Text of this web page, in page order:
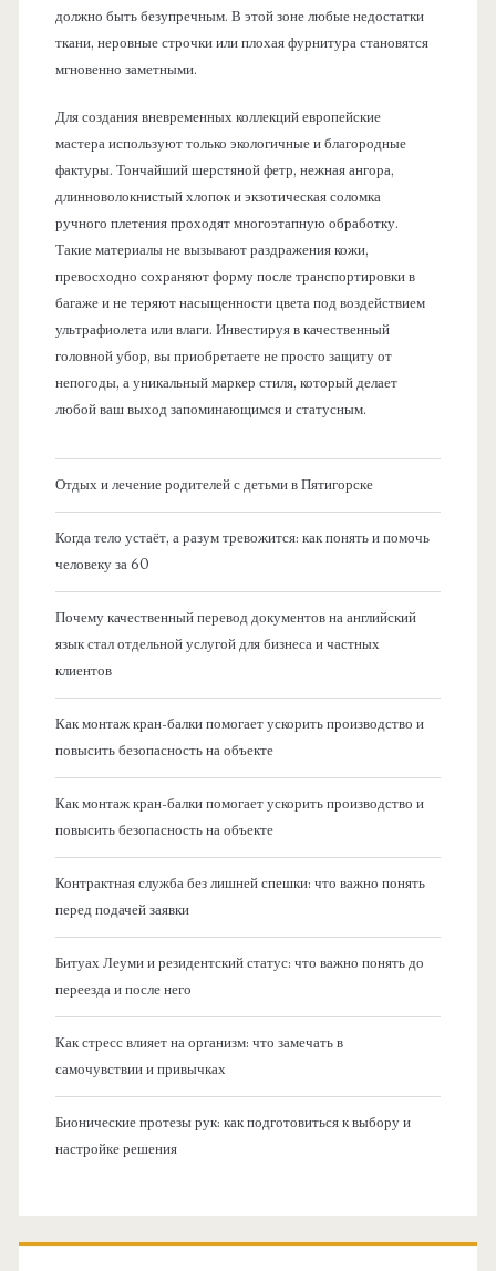
должно быть безупречным. В этой зоне любые недостатки
ткани, неровные строчки или плохая фурнитура становятся
мгновенно заметными.
Для создания вневременных коллекций европейские
мастера используют только экологичные и благородные
фактуры. Тончайший шерстяной фетр, нежная ангора,
длинноволокнистый хлопок и экзотическая соломка
ручного плетения проходят многоэтапную обработку.
Такие материалы не вызывают раздражения кожи,
превосходно сохраняют форму после транспортировки в
багаже и не теряют насыщенности цвета под воздействием
ультрафиолета или влаги. Инвестируя в качественный
головной убор, вы приобретаете не просто защиту от
непогоды, а уникальный маркер стиля, который делает
любой ваш выход запоминающимся и статусным.
Отдых и лечение родителей с детьми в Пятигорске
Когда тело устаёт, а разум тревожится: как понять и помочь
человеку за 60
Почему качественный перевод документов на английский
язык стал отдельной услугой для бизнеса и частных
клиентов
Как монтаж кран-балки помогает ускорить производство и
повысить безопасность на объекте
Как монтаж кран-балки помогает ускорить производство и
повысить безопасность на объекте
Контрактная служба без лишней спешки: что важно понять
перед подачей заявки
Битуах Леуми и резидентский статус: что важно понять до
переезда и после него
Как стресс влияет на организм: что замечать в
самочувствии и привычках
Бионические протезы рук: как подготовиться к выбору и
настройке решения